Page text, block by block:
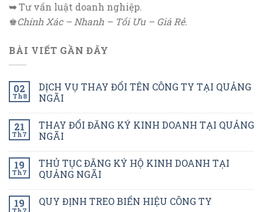
➥Tư vấn luật doanh nghiệp.
♚Chính Xác – Nhanh – Tối Ưu – Giá Rẻ.
BÀI VIẾT GẦN ĐÂY
02
Th8
DỊCH VỤ THAY ĐỔI TÊN CÔNG TY TẠI QUẢNG
NGÃI
21
Th7
THAY ĐỔI ĐĂNG KÝ KINH DOANH TẠI QUẢNG
NGÃI
19
Th7
THỦ TỤC ĐĂNG KÝ HỘ KINH DOANH TẠI
QUẢNG NGÃI
19 QUY ĐỊNH TREO BIỂN HIỆU CÔNG TY